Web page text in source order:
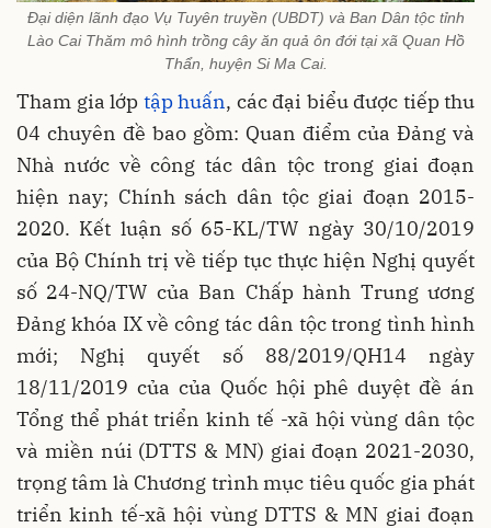
Đại diện lãnh đạo Vụ Tuyên truyền (UBDT) và Ban Dân tộc tỉnh
Lào Cai Thăm mô hình trồng cây ăn quả ôn đới tại xã Quan Hồ
Thẩn, huyện Si Ma Cai.
Tham gia lớp tập huấn, các đại biểu được tiếp thu
04 chuyên đề bao gồm: Quan điểm của Đảng và
Nhà nước về công tác dân tộc trong giai đoạn
hiện nay; Chính sách dân tộc giai đoạn 2015-
2020. Kết luận số 65-KL/TW ngày 30/10/2019
của Bộ Chính trị về tiếp tục thực hiện Nghị quyết
số 24-NQ/TW của Ban Chấp hành Trung ương
Đảng khóa IX về công tác dân tộc trong tình hình
mới; Nghị quyết số 88/2019/QH14 ngày
18/11/2019 của của Quốc hội phê duyệt đề án
Tổng thể phát triển kinh tế -xã hội vùng dân tộc
và miền núi (DTTS & MN) giai đoạn 2021-2030,
trọng tâm là Chương trình mục tiêu quốc gia phát
triển kinh tế-xã hội vùng DTTS & MN giai đoạn